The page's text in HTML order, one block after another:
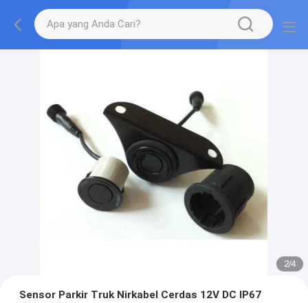
2/4
Sensor Parkir Truk Nirkabel Cerdas 12V DC IP67